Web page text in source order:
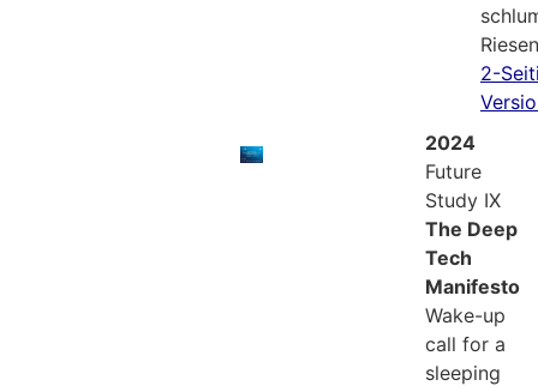
Riesen
2-
2024
Future
Study IX
The Deep
Tech
Manifesto
Wake-up
call for a
sleeping